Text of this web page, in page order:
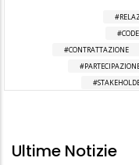
CONTRATTAZIONE
Ultime Notizie